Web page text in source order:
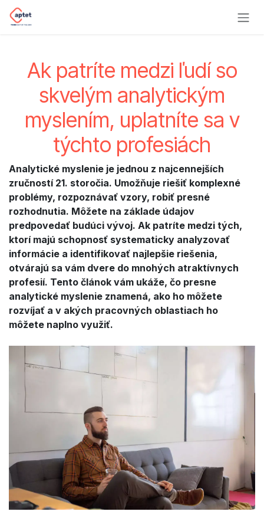
Ir al contenido
Ak patríte medzi ľudí so
skvelým analytickým
myslením, uplatníte sa v
týchto profesiách
Analytické myslenie je jednou z najcennejších
zručností 21. storočia. Umožňuje riešiť komplexné
problémy, rozpoznávať vzory, robiť presné
rozhodnutia. Môžete na základe údajov
predpovedať budúci vývoj. Ak patríte medzi tých,
ktorí majú schopnosť systematicky analyzovať
informácie a identifikovať najlepšie riešenia,
otvárajú sa vám dvere do mnohých atraktívnych
profesií. Tento článok vám ukáže, čo presne
analytické myslenie znamená, ako ho môžete
rozvíjať a v akých pracovných oblastiach ho
môžete naplno využiť.